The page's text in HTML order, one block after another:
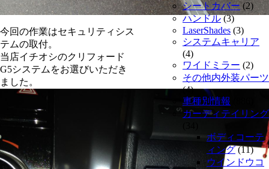
今回の作業はセキュリティシス
テムの取付。
当店イチオシのクリフォード
G5システムをお選びいただき
ました。
シートカバー(2)
ハンドル(3)
LaserShades (3)
システムキャリア
(4)
ワイドミラー (2)
その他内外装パーツ
(4)
車種別情報
カーディテイリング
ボディコーテ
ィング(11)
ウインドウコ